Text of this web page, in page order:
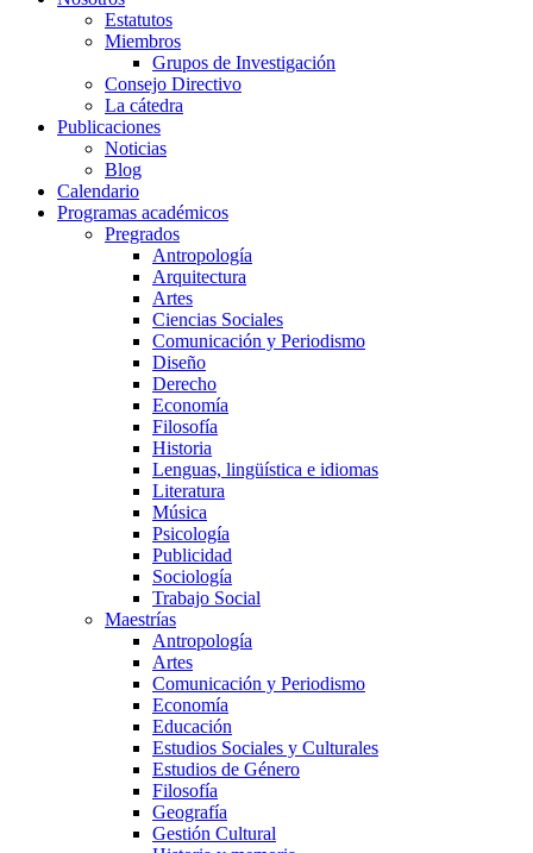
Estatutos
Miembros
Grupos de Investigación
Consejo Directivo
La cátedra
Publicaciones
Noticias
Blog
Calendario
Programas académicos
Pregrados
Antropología
Arquitectura
Artes
Ciencias Sociales
Comunicación y Periodismo
Diseño
Derecho
Economía
Filosofía
Historia
Lenguas, lingüística e idiomas
Literatura
Música
Psicología
Publicidad
Sociología
Trabajo Social
Maestrías
Antropología
Artes
Comunicación y Periodismo
Economía
Educación
Estudios Sociales y Culturales
Estudios de Género
Filosofía
Geografía
Gestión Cultural